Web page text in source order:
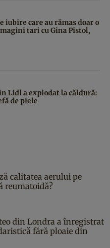
iubire care au rămas doar o
tari cu Gina Pistol,
Lidl a explodat la căldură:
de piele
calitatea aerului pe
reumatoidă?
din Londra a înregistrat
fără ploaie din